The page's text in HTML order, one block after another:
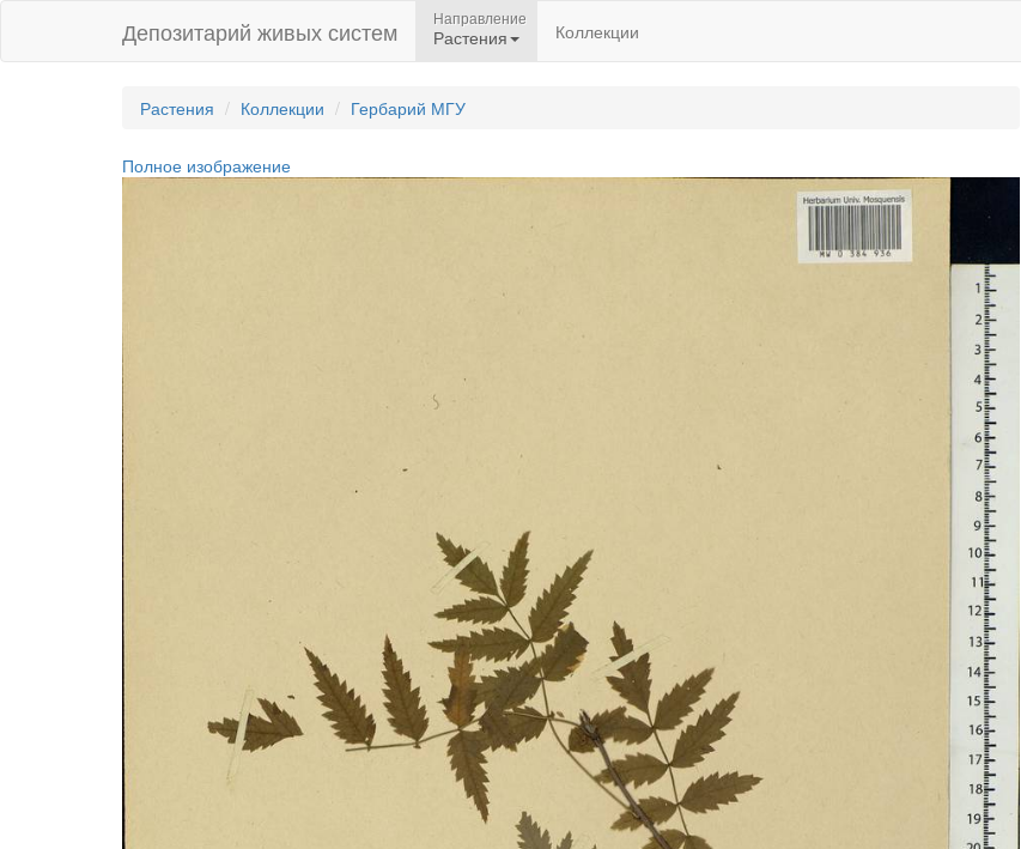
Депозитарий живых систем Направление
Растения Коллекции
Растения Коллекции Гербарий МГУ
Полное изображение